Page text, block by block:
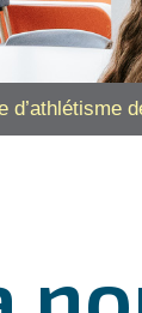
d’athlétisme